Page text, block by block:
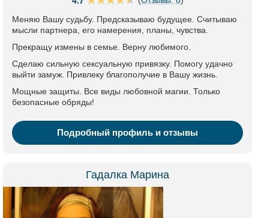
Меняю Вашу судьбу. Предсказываю будущее. Считываю
мысли партнера, его намерения, планы, чувства.
Прекращу измены в семье. Верну любимого.
Сделаю сильную сексуальную привязку. Помогу удачно
выйти замуж. Привлеку благополучие в Вашу жизнь.
Мощные защиты. Все виды любовной магии. Только
безопасные обряды!
Подробный профиль и отзывы
Гадалка Марина